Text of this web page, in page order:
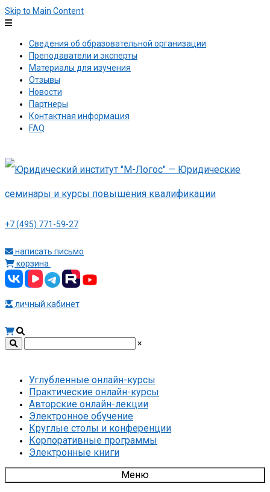
Skip to Main Content
Сведения об образовательной организации
Преподаватели и эксперты
Материалы для изучения
Отзывы
Новости
Партнеры
Контактная информация
FAQ
+7 (495) 771-59-27
написать письмо
корзина
личный кабинет
×
Углубленные онлайн-курсы
Практические онлайн-курсы
Авторские онлайн-лекции
Электронное обучение
Круглые столы и конференции
Корпоративные программы
Электронные книги
Меню